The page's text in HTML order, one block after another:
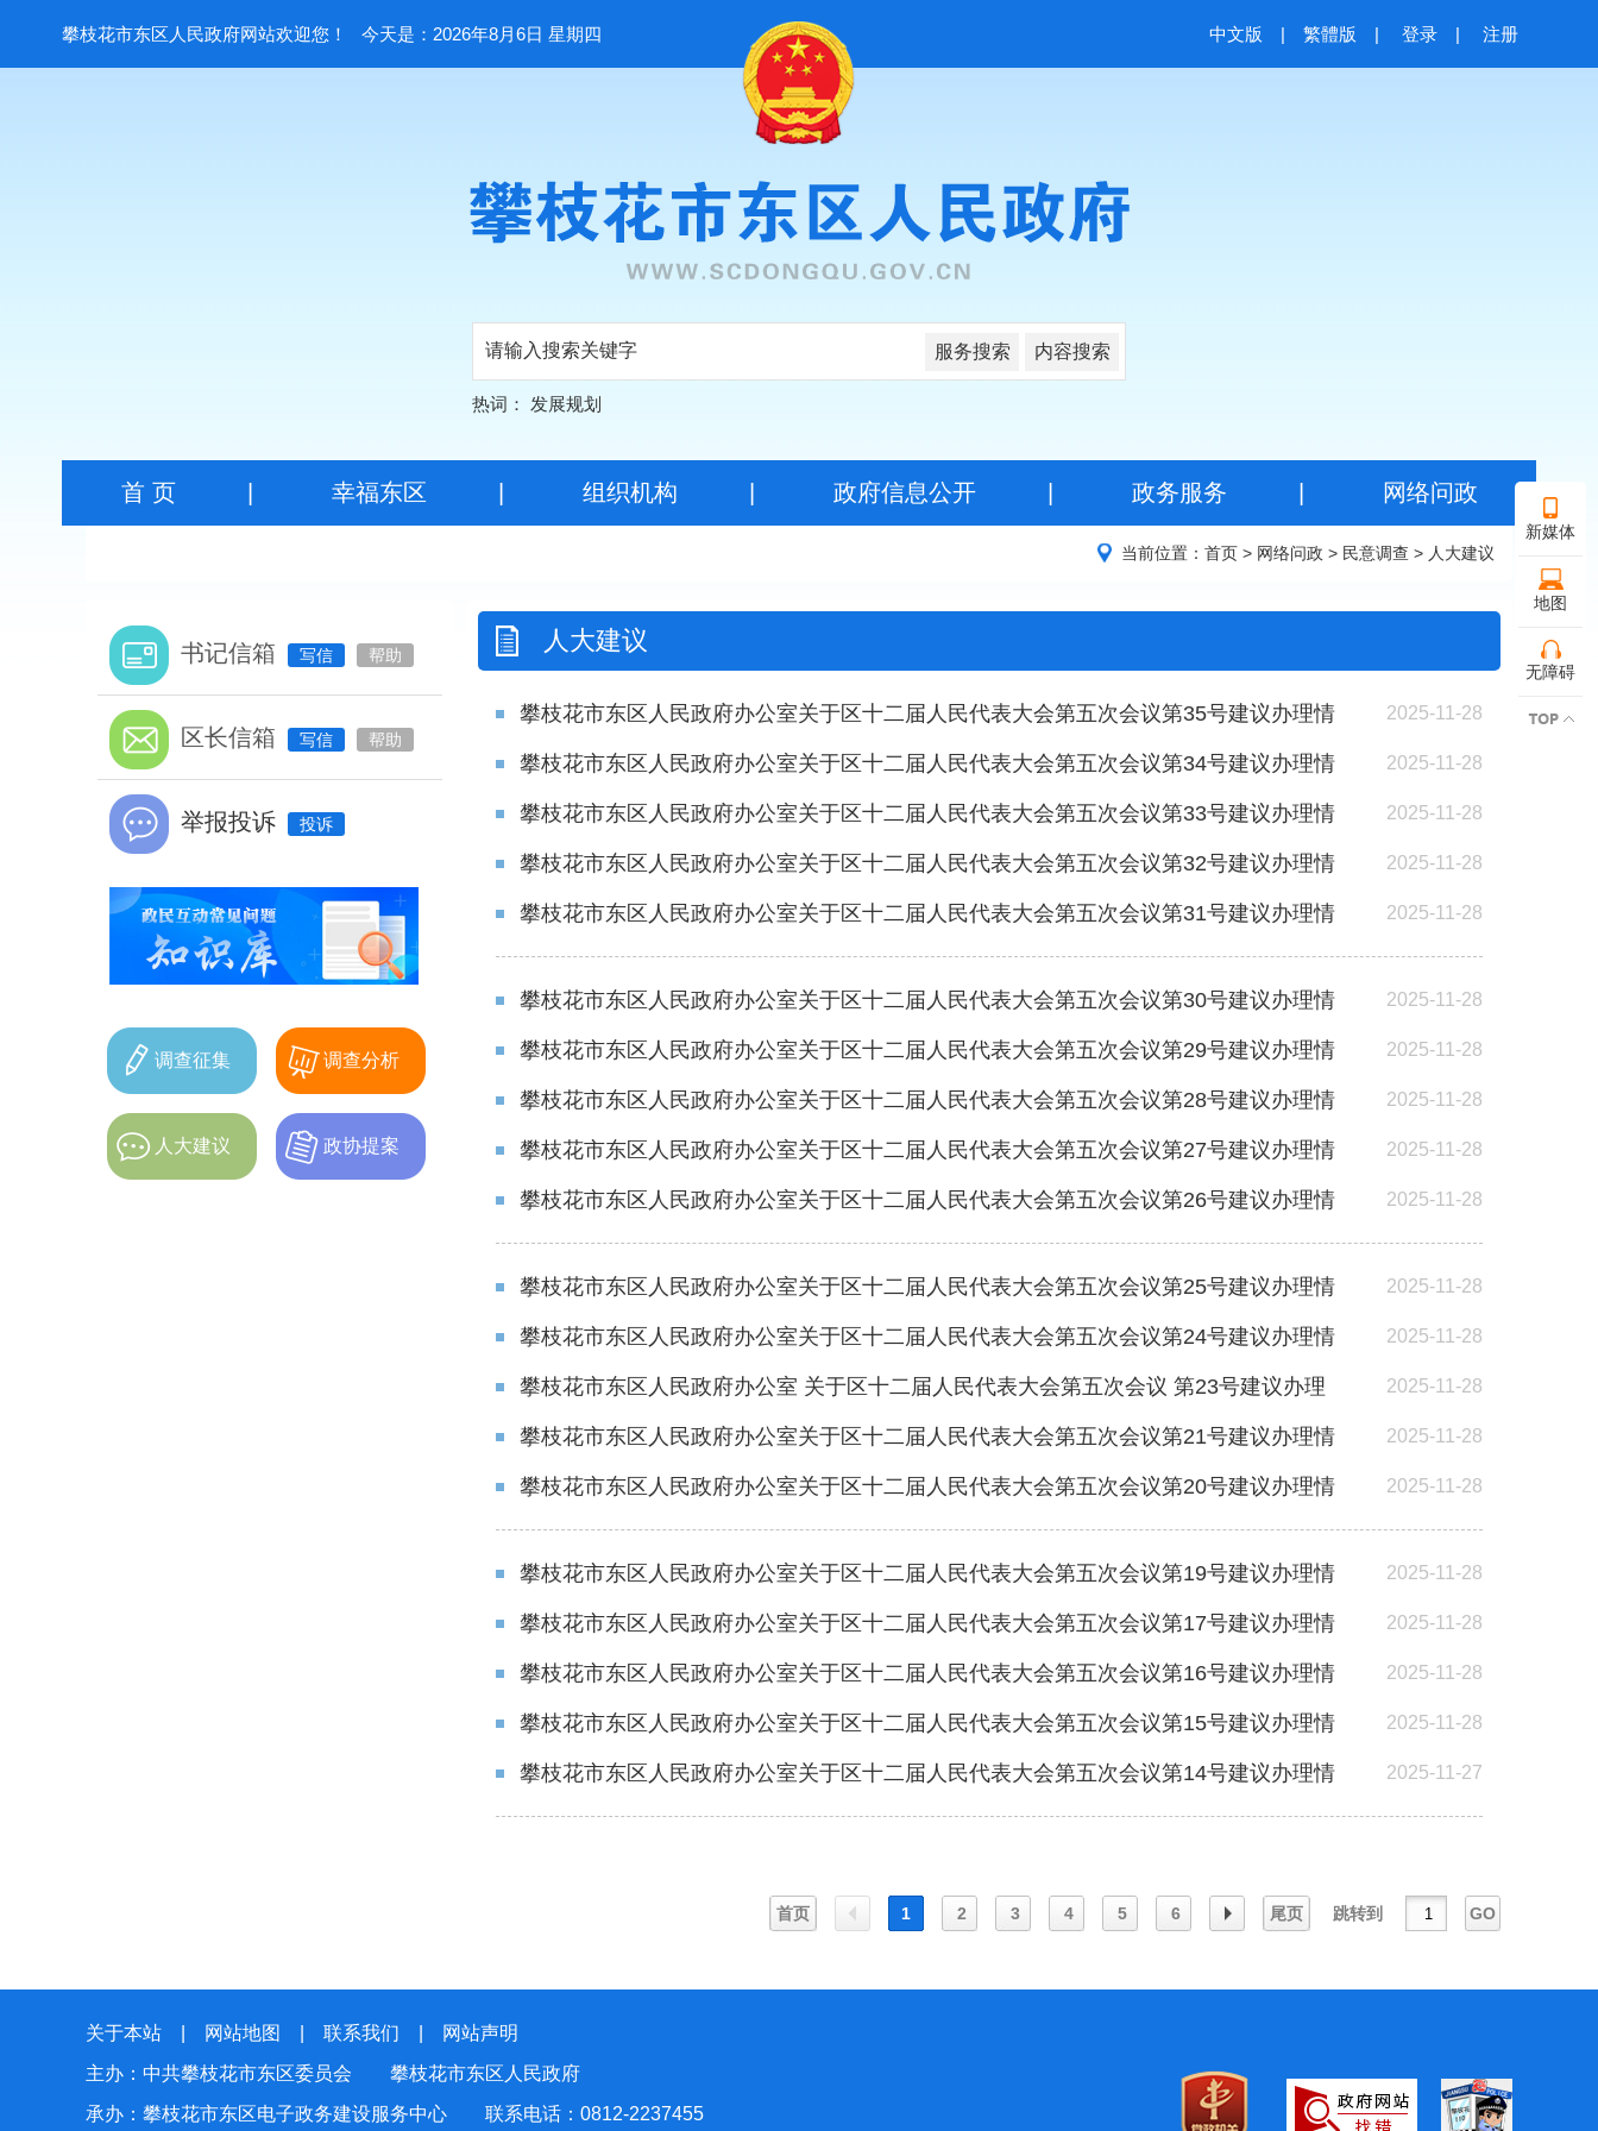
攀枝花市东区人民政府网站欢迎您！ 今天是：2026年8月6日 星期四 中文版 | 繁體版 | 登录 | 注册
服务搜索 内容搜索
热词： 发展规划
新媒体
地图
无障碍
首 页| 幸福东区 组织机构 政府信息公开| 政务服务 网络问政
当前位置： 首页 > 网络问政 > 民意调查 > 人大建议
书记信箱 写信 帮助
区长信箱 写信 帮助
举报投诉 投诉
调查征集 调查分析
人大建议 政协提案
人大建议
2025-11-28
攀枝花市东区人民政府办公室关于区十二届人民代表大会第五次会议第35号建议办理情
2025-11-28
攀枝花市东区人民政府办公室关于区十二届人民代表大会第五次会议第34号建议办理情
2025-11-28
攀枝花市东区人民政府办公室关于区十二届人民代表大会第五次会议第33号建议办理情
2025-11-28
攀枝花市东区人民政府办公室关于区十二届人民代表大会第五次会议第32号建议办理情
2025-11-28
攀枝花市东区人民政府办公室关于区十二届人民代表大会第五次会议第31号建议办理情
2025-11-28
攀枝花市东区人民政府办公室关于区十二届人民代表大会第五次会议第30号建议办理情
2025-11-28
攀枝花市东区人民政府办公室关于区十二届人民代表大会第五次会议第29号建议办理情
2025-11-28
攀枝花市东区人民政府办公室关于区十二届人民代表大会第五次会议第28号建议办理情
2025-11-28
攀枝花市东区人民政府办公室关于区十二届人民代表大会第五次会议第27号建议办理情
2025-11-28
攀枝花市东区人民政府办公室关于区十二届人民代表大会第五次会议第26号建议办理情
2025-11-28
攀枝花市东区人民政府办公室关于区十二届人民代表大会第五次会议第25号建议办理情
2025-11-28
攀枝花市东区人民政府办公室关于区十二届人民代表大会第五次会议第24号建议办理情
2025-11-28
攀枝花市东区人民政府办公室 关于区十二届人民代表大会第五次会议 第23号建议办理
2025-11-28
攀枝花市东区人民政府办公室关于区十二届人民代表大会第五次会议第21号建议办理情
2025-11-28
攀枝花市东区人民政府办公室关于区十二届人民代表大会第五次会议第20号建议办理情
2025-11-28
攀枝花市东区人民政府办公室关于区十二届人民代表大会第五次会议第19号建议办理情
2025-11-28
攀枝花市东区人民政府办公室关于区十二届人民代表大会第五次会议第17号建议办理情
2025-11-28
攀枝花市东区人民政府办公室关于区十二届人民代表大会第五次会议第16号建议办理情
2025-11-28
攀枝花市东区人民政府办公室关于区十二届人民代表大会第五次会议第15号建议办理情
2025-11-27
攀枝花市东区人民政府办公室关于区十二届人民代表大会第五次会议第14号建议办理情
首页 1 2 3 4 5 6
一
尾页 跳转到 GO
关于本站 网站地图 联系我们
网站声明
主办：中共攀枝花市东区委员会 攀枝花市东区人民政府
承办：攀枝花市东区电子政务建设服务中心 联系电话：0812-2237455